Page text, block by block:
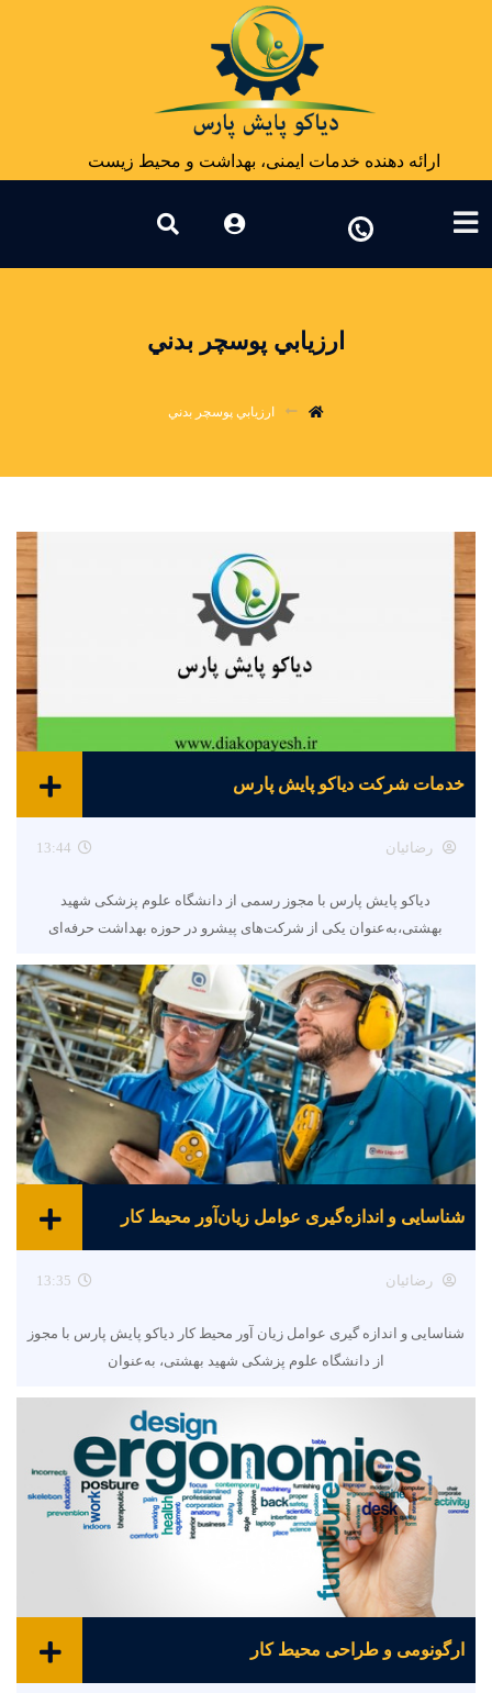
ارائه دهنده خدمات ایمنی، بهداشت و محیط زیست
ارزﻳﺎﺑﻲ ﭘﻮﺳﭽﺮ ﺑﺪﻧﻲ
ارزﻳﺎﺑﻲ ﭘﻮﺳﭽﺮ ﺑﺪﻧﻲ
خدمات شرکت دیاکو پایش پارس
رضائیان 13:44
دیاکو پایش پارس با مجوز رسمی از دانشگاه علوم پزشکی شهید
بهشتی،به‌عنوان یکی از شرکت‌های پیشرو در حوزه بهداشت حرفه‌ای
شناسایی و اندازه‌گیری عوامل زیان‌آور محیط کار
رضائیان 13:35
شناسایی و اندازه گیری عوامل زیان آور محیط کار دیاکو پایش پارس با مجوز
از دانشگاه علوم پزشکی شهید بهشتی، به‌عنوان
ارگونومی و طراحی محیط کار